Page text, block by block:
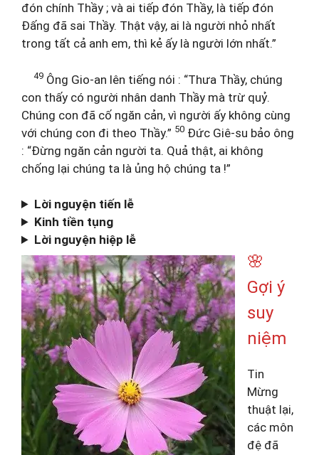
đón chính Thầy ; và ai tiếp đón Thầy, là tiếp đón
Đấng đã sai Thầy. Thật vậy, ai là người nhỏ nhất
trong tất cả anh em, thì kẻ ấy là người lớn nhất.”
49 Ông Gio-an lên tiếng nói : “Thưa Thầy, chúng
con thấy có người nhân danh Thầy mà trừ quỷ.
Chúng con đã cố ngăn cản, vì người ấy không cùng
với chúng con đi theo Thầy.” 50 Đức Giê-su bảo ông
: “Đừng ngăn cản người ta. Quả thật, ai không
chống lại chúng ta là ủng hộ chúng ta !”
Lời nguyện tiến lễ
Kinh tiền tụng
Lời nguyện hiệp lễ
🌸
Gợi ý
suy
niệm
Tin
Mừng
thuật lại,
các môn
đệ đã